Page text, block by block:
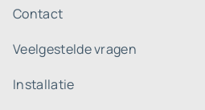
Contact
Veelgestelde vragen
Installatie